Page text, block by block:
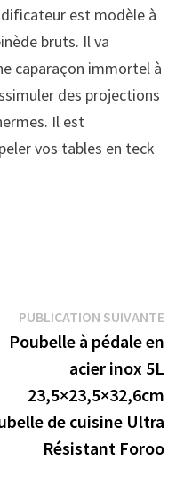
est modèle à
bruts. Il va
caparaçon immortel à
des projections
Il est
vos tables en teck
ge
:
PUBLICATION SUIVANTE
Poubelle à pédale en
acier inox 5L
23,5×23,5×32,6cm
de cuisine Ultra
Résistant Foroo